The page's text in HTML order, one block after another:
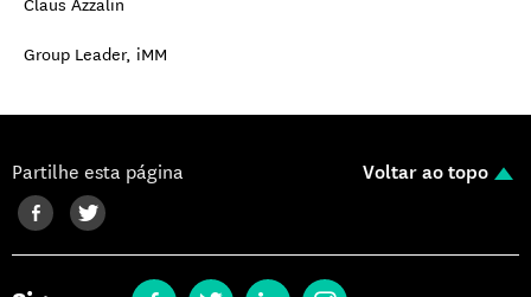
Claus Azzalin
Group Leader, iMM
Partilhe esta página Voltar ao topo